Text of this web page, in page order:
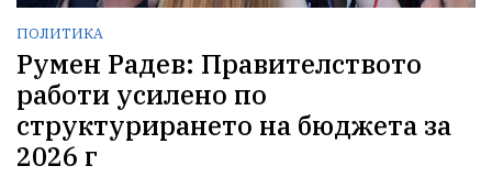
ПОЛИТИКА
Румен Радев: Правителството
работи усилено по
структурирането на бюджета за
2026 г